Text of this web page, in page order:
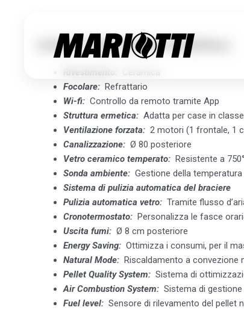
BERRY
EK63
CARATTERISTICHE GENERALI
Rivestimento:
Ceramica
Focolare: Refrattario
Wi-fi: Controllo da remoto tramite App
Struttura ermetica: Adatta per case in
Ventilazione forzata: 2 motori (1 frontale, 1
Canalizzazione: Ø 80 posteriore
Vetro ceramico temperato: Resistente a
Sonda ambiente: Gestione della temperatura
Sistema di pulizia automatica del braciere
Pulizia automatica vetro: Tramite flusso
Cronotermostato: Personalizza le fasce
Uscita fumi: Ø 8 cm posteriore
Energy Saving: Ottimizza i consumi, per il
Natural Mode: Riscaldamento a convezione
Pellet Quality System: Sistema di
Air Combustion System: Sistema di gestione
Fuel level: Sensore di rilevamento del pellet